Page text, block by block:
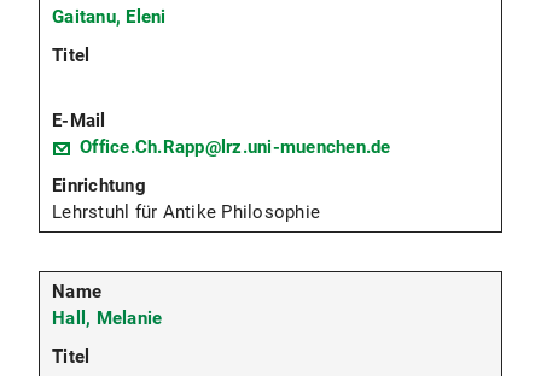
Gaitanu, Eleni
Office.Ch.Rapp@lrz.uni-muenchen.de
Lehrstuhl für Antike Philosophie
Hall, Melanie